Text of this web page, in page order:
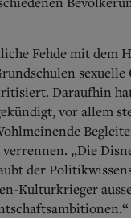
Fehde mit dem
Daraufhin
vor allem
„Die
der
Kulturkrieger